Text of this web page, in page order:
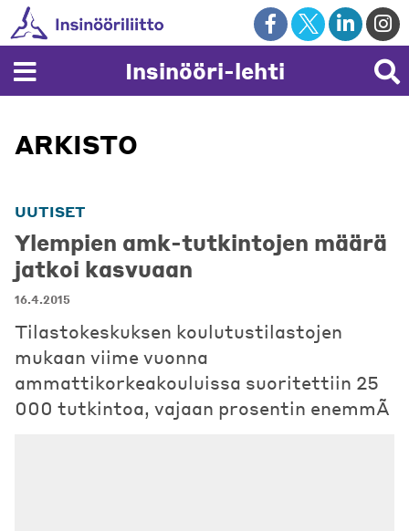
Skip
to
content
Insinööri-lehti
ARKISTO
UUTISET
Ylempien amk-tutkintojen määrä
jatkoi kasvuaan
16.4.2015
Tilastokeskuksen koulutustilastojen
mukaan viime vuonna
ammattikorkeakouluissa suoritettiin 25
000 tutkintoa, vajaan prosentin enemmÃ